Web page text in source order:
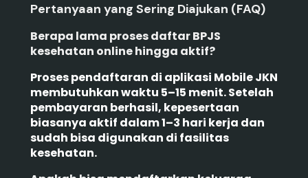
Pertanyaan yang Sering Diajukan (FAQ)
Berapa lama proses daftar BPJS
kesehatan online hingga aktif?
Proses pendaftaran di aplikasi Mobile JKN
membutuhkan waktu 5–15 menit. Setelah
pembayaran berhasil, kepesertaan
biasanya aktif dalam 1–3 hari kerja dan
sudah bisa digunakan di fasilitas
kesehatan.